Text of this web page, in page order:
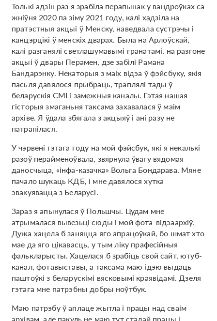
Толькі адзін раз я зрабіла перапынак у вандроўках са
жніўня 2020 па зіму 2021 году, калі хадзіла на
пратэстныя акцыі ў Менску, наведвала сустрэчы і
канцэрцікі ў менскіх дварах. Была на Арлоўскай,
калі разганялі светлашумавымі гранатамі, на разгоне
акцыі ў двары Перамен, дзе забілі Рамана
Бандарэнку. Некаторыя з маіх відэа ў фэйсбуку, якія
пасьля давялося прыбраць, траплялі тады ў
беларускія СМІ і замежныя каналы. Гэтая нашая
гісторыя змаганьня таксама захавалася ў маім
архіве. Я ўдала збягала з акцыяў і ані разу не
патрапілася.
У чэрвені гэтага году на мой фэйсбук, які я некалькі
разоў перайменоўвала, звярнула ўвагу вядомая
даносчыца, «інфа-казачка» Вольга Бондарава. Мяне
пачало шукаць КДБ, і мне давялося хутка
эвакуявацца з Беларусі.
Зараз я апынулася ў Польшчы. Цудам мне
атрымалася вывезьці сюды і мой фота-відэаархіў.
Дужа хацела б заняцца яго апрацоўкай, бо шмат хто
мае да яго цікавасць, у тым ліку прафесійныя
фалькларысты. Хацелася б зрабіць свой сайт, ютуб-
канал, фотавыставы, а таксама маю ідэю выдаць
паштоўкі з беларускімі вясковымі краявідамі. Дзеля
гэтага мне патрэбны добры ноўтбук.
Маю патрэбу ў аплаце жытла і працы над сваім